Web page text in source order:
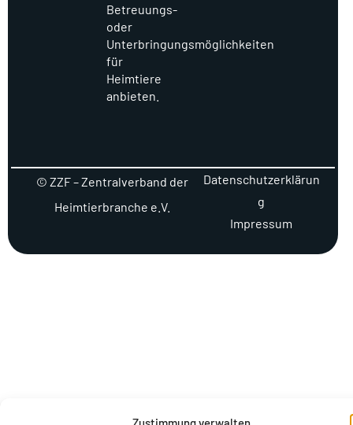
Betreuungs-
oder
Unterbringungsmöglichkeiten
für
Heimtiere
anbieten.
© ZZF – Zentralverband der
Heimtierbranche e.V.
Datenschutzerklärun
g
Impressum